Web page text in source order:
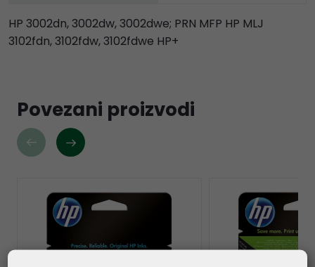
HP 3002dn, 3002dw, 3002dwe; PRN MFP HP MLJ
3102fdn, 3102fdw, 3102fdwe HP+
Povezani proizvodi